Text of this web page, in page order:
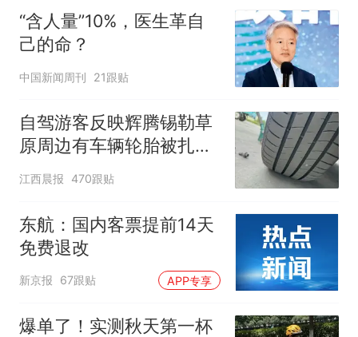
“含人量”10%，医生革自
己的命？
中国新闻周刊 21跟贴
自驾游客反映辉腾锡勒草
原周边有车辆轮胎被扎，
修理店铺换胎价格高达千
江西晨报 470跟贴
东航：国内客票提前14天
免费退改
新京报 67跟贴 APP专享
爆单了！实测秋天第一杯